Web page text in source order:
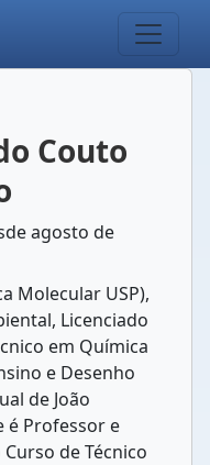
Couto
agosto de
Molecular USP),
Licenciado
em Química
e Desenho
de João
é Professor e
de Técnico